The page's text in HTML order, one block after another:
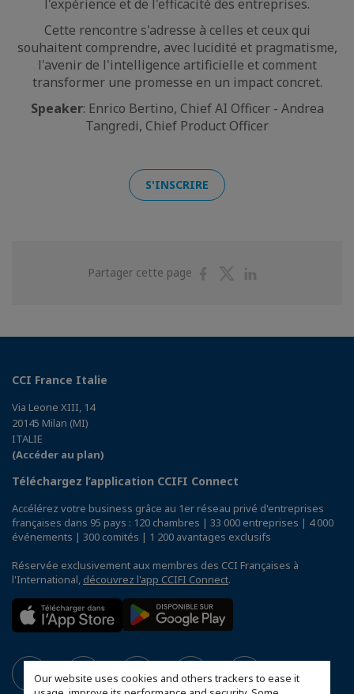
Our website uses cookies and others trackers to ease it
l'expérience et de l'efficacité des entreprises.
Cette rencontre s'adresse à celles et ceux qui
souhaitent comprendre, avec lucidité et pragmatisme,
l'avenir de l'intelligence artificielle et comment
transformer une promesse en un impact concret.
Speaker: Enrico Bertino, Chief AI Officer - Andrea
Tangredi, Chief Product Officer
S'INSCRIRE
Partager cette page
PartagerPartager
CCI France Italie
Via Leone XIII, 14
20145 Milan (MI)
ITALIE
(Accéder au plan)
Téléchargez l’application CCIFI Connect
Accélérez votre business grâce au 1er réseau privé d'entreprises
françaises dans 95 pays : 120 chambres | 33 000 entreprises | 4 000
événements | 300 comités | 1 200 avantages exclusifs
Réservée exclusivement aux membres des CCI Françaises à
l'International, découvrez l'app CCIFI Connect.